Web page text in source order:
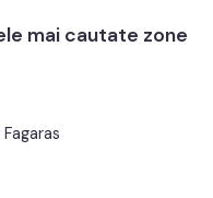
mai cautate zone